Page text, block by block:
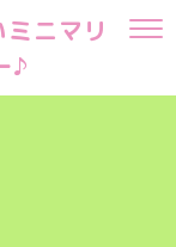
ニマリ
♪